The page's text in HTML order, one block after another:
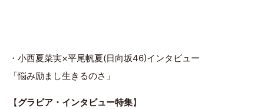
・小西夏菜実×平尾帆夏(日向坂46)インタビュー
「悩み励まし生きるのさ」
【グラビア・インタビュー特集】